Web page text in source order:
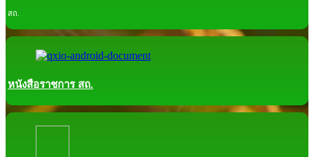
สถ.
หนังสือราชการ สถ.